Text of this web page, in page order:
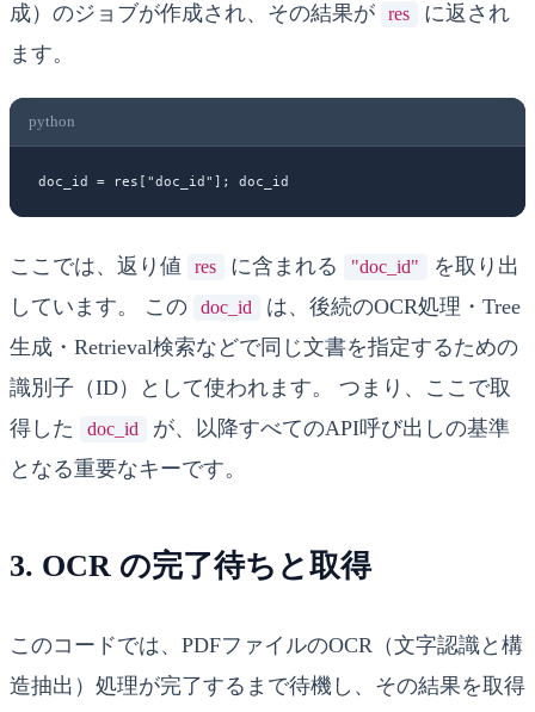
成）のジョブが作成され、その結果が
res
に返され
ます。
python
doc_id = res[ "doc_id" ]; doc_id
ここでは、返り値 res に含まれる "doc_id"
を取り出
しています。 この
doc_id
は、後続のOCR処理・Tree
生成・Retrieval検索などで同じ文書を指定するための
識別子（ID）として使われます。 つまり、ここで取
得した
doc_id
が、以降すべてのAPI呼び出しの基準
となる重要なキーです。
3. OCR の完了待ちと取得
このコードでは、PDFファイルのOCR（文字認識と構
造抽出）処理が完了するまで待機し、その結果を取得